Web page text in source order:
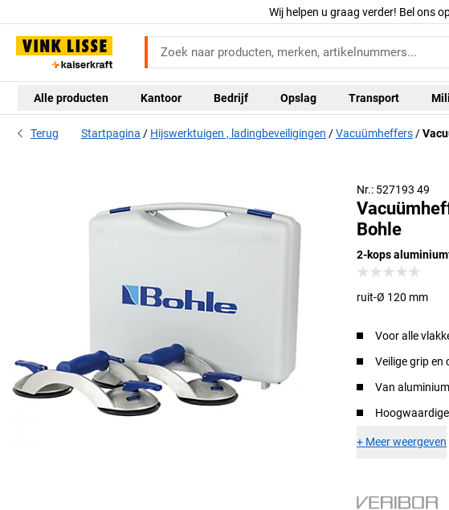
Wij helpen u graag verder! Bel ons
Alle producten Kantoor Bedrijf Opslag Transport
Terug Startpagina Hijswerktuigen , ladingbeveiligingen Vacuümheffers
Nr.: 527193 49
Bohle
2-kops
ruit-Ø 120 mm
Voor alle
Veilige grip
Van
+ Meer weergeven